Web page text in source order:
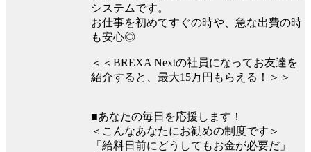
システムです。
お仕事を初めてすぐの時や、急な出費の時
も安心◎
＜＜BREXA Nextの社員になってお友達を
紹介すると、最大15万円もらえる！＞＞
■あなたの毎日を応援します！
＜こんなあなたにお勧めの制度です＞
「給料日前にどうしてもお金が必要だ」